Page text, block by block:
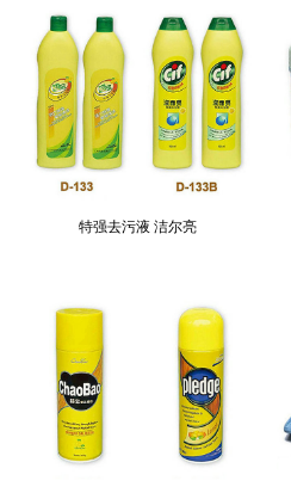
特强去污液 洁尔亮